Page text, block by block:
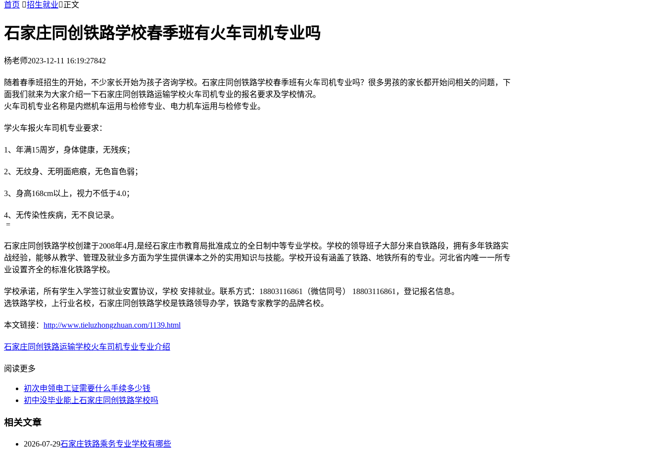
首页 招生就业正文
石家庄同创铁路学校春季班有火车司机专业吗
杨老师2023-12-11 16:19:27842
随着春季班招生的开始，不少家长开始为孩子咨询学校。石家庄同创铁路学校春季班有火车司机专业吗？很多男孩的家长都开始问相关的问题，下
面我们就来为大家介绍一下石家庄同创铁路运输学校火车司机专业的报名要求及学校情况。
火车司机专业名称是内燃机车运用与检修专业、电力机车运用与检修专业。
学火车报火车司机专业要求：
1、年满15周岁，身体健康，无残疾；
2、无纹身、无明面疤痕，无色盲色弱；
3、身高168cm以上，视力不低于4.0；
4、无传染性疾病，无不良记录。
=
石家庄同创铁路学校创建于2008年4月,是经石家庄市教育局批准成立的全日制中等专业学校。学校的领导班子大部分来自铁路段，拥有多年铁路实
战经验，能够从教学、管理及就业多方面为学生提供课本之外的实用知识与技能。学校开设有涵盖了铁路、地铁所有的专业。河北省内唯一一所专
业设置齐全的标准化铁路学校。
学校承诺，所有学生入学签订就业安置协议，学校 安排就业。联系方式：18803116861（微信同号） 18803116861，登记报名信息。
选铁路学校，上行业名校，石家庄同创铁路学校是铁路领导办学，铁路专家教学的品牌名校。
本文链接： http://www.tieluzhongzhuan.com/1139.html
石家庄同创铁路运输学校火车司机专业专业介绍
阅读更多
初次申领电工证需要什么手续多少钱
初中没毕业能上石家庄同创铁路学校吗
相关文章
2026-07-29石家庄铁路乘务专业学校有哪些